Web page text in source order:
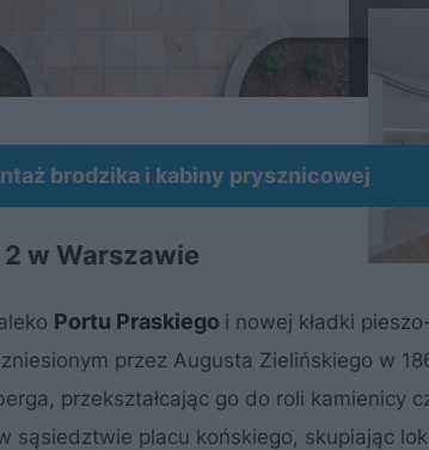
brodzika i kabiny prysznicowej
w Warszawie
Portu Praskiego i nowej kładki
przez Augusta Zielińskiego w
przekształcając go do roli kamienicy
sąsiedztwie placu końskiego, skupiając